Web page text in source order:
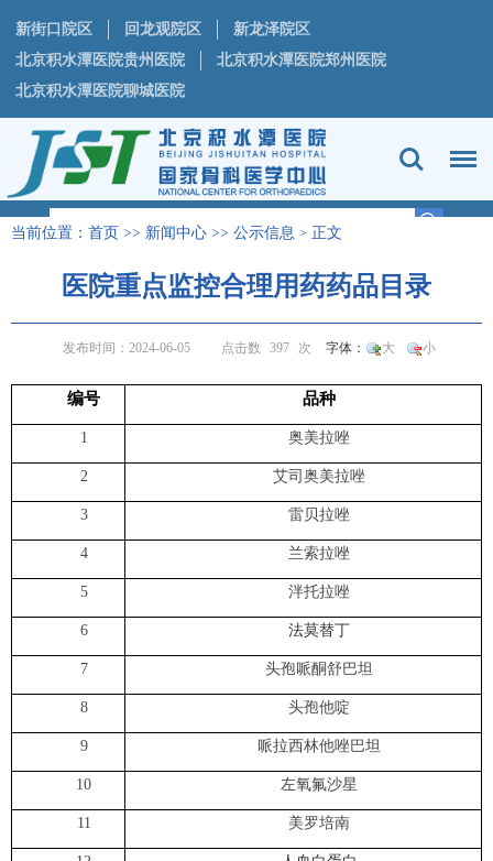
新街口院区 回龙观院区
新龙泽院区
北京积水潭医院贵州医院
北京积水潭医院郑州医院
北京积水潭医院聊城医院
当前位置： 首页 >> 新闻中心 >> 公示信息 > 正文
医院重点监控合理用药药品目录
发布时间：2024-06-05 点击数 397 次 字体： 大 小
编号 品种
1 奥美拉唑
2 艾司奥美拉唑
3 雷贝拉唑
4 兰索拉唑
5 泮托拉唑
6 法莫替丁
7 头孢哌酮舒巴坦
8 头孢他啶
9 哌拉西林他唑巴坦
10 左氧氟沙星
11 美罗培南